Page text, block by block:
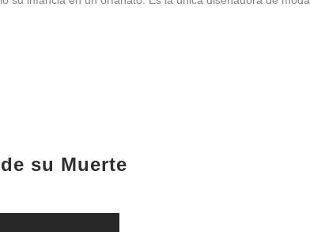
su Muerte